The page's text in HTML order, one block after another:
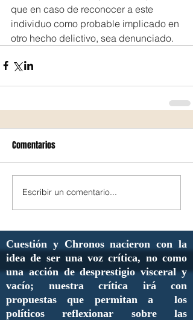
que en caso de reconocer a este
individuo como probable implicado en
otro hecho delictivo, sea denunciado.
Comentarios
Escribir un comentario...
Cuestión y Chronos nacieron con la
idea de ser una voz crítica, no como
una acción de desprestigio visceral y
vacío; nuestra crítica irá con
propuestas que permitan a los
políticos reflexionar sobre las